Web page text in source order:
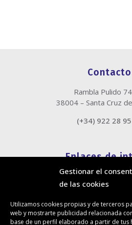
Gestionar el
de las cookies
Utilizamos cookies propias y de terceros
web y mostrarte publicidad relacionada
base de un perfil elaborado a partir de tus
Contacto
Rambla Pulido
38004 – Santa Cruz
(+34) 922 28
Enlaces de
Política de
Política de
Canal de
Protección de privacidad